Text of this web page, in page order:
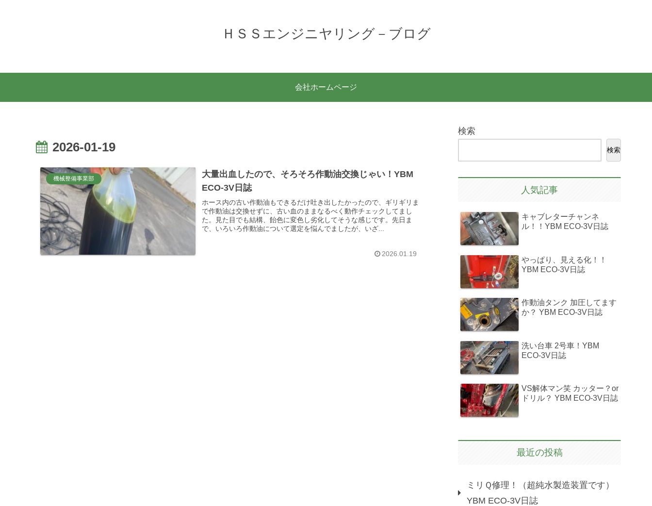
ＨＳＳエンジニヤリング－ブログ
会社ホームページ
2026-01-19
機械整備事業部
大量出血したので、そろそろ作動油交換じゃい！YBM
ECO-3V日誌
ホース内の古い作動油もできるだけ吐き出したかったので、ギリギリま
で作動油は交換せずに、古い血のままなるべく動作チェックしてまし
た。見た目でも結構、飴色に変色し劣化してそうな感じです。先日ま
で、いろいろ作動油について選定を悩んでましたが、いざ...
2026.01.19
検索
検索
人気記事
キャブレターチャンネ
ル！！YBM ECO-3V日誌
やっぱり、見える化！！
YBM ECO-3V日誌
作動油タンク 加圧してます
か？ YBM ECO-3V日誌
洗い台車 2号車！YBM
ECO-3V日誌
VS解体マン笑 カッター？or
ドリル？ YBM ECO-3V日誌
最近の投稿
ミリＱ修理！（超純水製造装置です）
YBM ECO-3V日誌